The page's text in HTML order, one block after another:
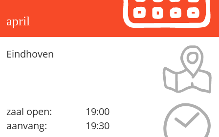
april
Eindhoven
zaal open:
19:00
aanvang:
19:30